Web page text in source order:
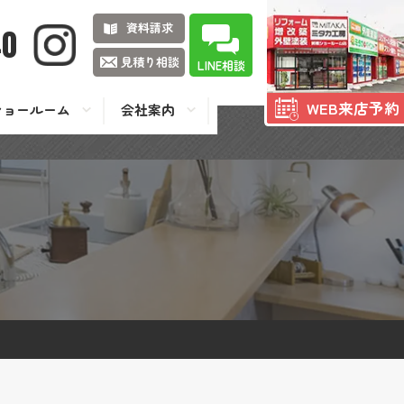
資料請求
見積り相談
LINE相談
WEB来店予約
ールーム 会社案内